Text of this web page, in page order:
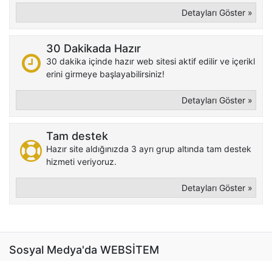
Detayları Göster »
30 Dakikada Hazır
30 dakika içinde hazır web sitesi aktif edilir ve içerikl
erini girmeye başlayabilirsiniz!
Detayları Göster »
Tam destek
Hazır site aldığınızda 3 ayrı grup altında tam destek
hizmeti veriyoruz.
Detayları Göster »
Sosyal Medya'da WEBSİTEM